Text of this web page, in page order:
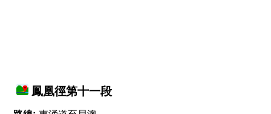
鳳凰徑第十一段